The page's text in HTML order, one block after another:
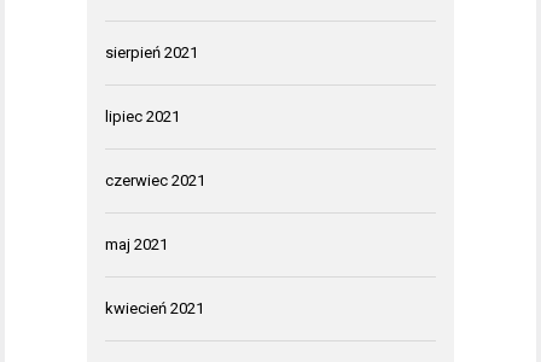
sierpień 2021
lipiec 2021
czerwiec 2021
maj 2021
kwiecień 2021